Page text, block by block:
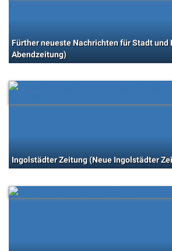
Fürther neueste Nachrichten für Stadt und
Abendzeitung)
Ingolstädter Zeitung (Neue Ingolstädter